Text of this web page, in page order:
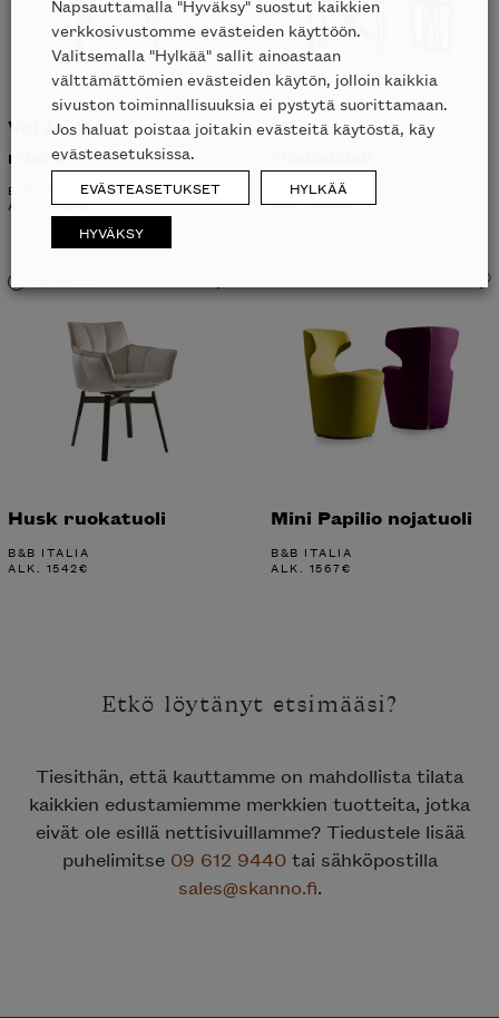
Vol Au Vent
ruokatuoli
B&B ITALIA
ALK. 1007€
Mirto Indoor
B&B ITALIA
ALK.1927€
Husk ruokatuoli
B&B ITALIA
ALK. 1542€
Mini Papilio nojatuoli
B&B ITALIA
ALK. 1567€
Etkö löytänyt etsimääsi?
Tiesithän, että kauttamme on mahdollista tilata
kaikkien edustamiemme merkkien tuotteita, jotka
eivät ole esillä nettisivuillamme? Tiedustele lisää
puhelimitse 09 612 9440tai sähköpostilla
sales@skanno.fi.
Napsauttamalla "Hyväksy" suostut kaikkien
verkkosivustomme evästeiden käyttöön.
Valitsemalla "Hylkää" sallit ainoastaan
välttämättömien evästeiden käytön, jolloin kaikkia
sivuston toiminnallisuuksia ei pystytä suorittamaan.
Jos haluat poistaa joitakin evästeitä käytöstä, käy
evästeasetuksissa.
EVÄSTEASETUKSET HYLKÄÄ
HYVÄKSY